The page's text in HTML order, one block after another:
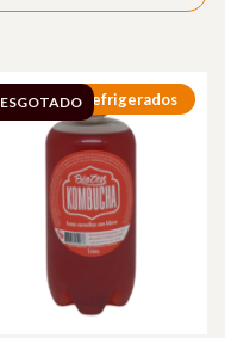
Refrigerados
ESGOTADO